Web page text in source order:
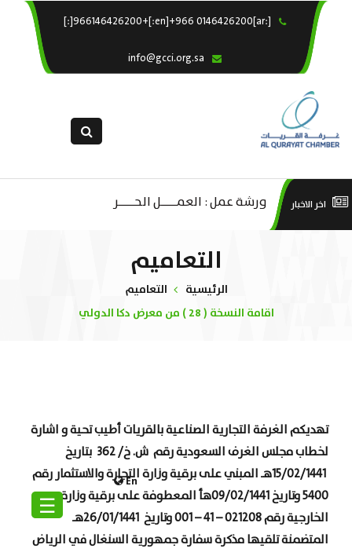
[:ar]966146426200+[:en]+966 0146426200[:]
En
☰
×
خدماتنا
التقديم الالكترونى
اخر الاخبار ورشة عمل : العمـــــل الحـــــر
التعاميم
الرئيسية
التعاميم
اقامة النسخة ( 28 ) من معرض دكا الدولي
تهديكم الغرفة التجارية الصناعية بالقريات أطيب تحية و اشارة
لخطاب مجلس الغرف السعودية
رقم ش. خ/ 362 بتاريخ
15/02/1441هـ المبني على برقية وزارة التجارة والاستثمار رقم
5400 وتاريخ 09/02/1441هأ المعطوفة على برقية وزارة
الخارجية رقم 021208 – 41 – 001 وتاريخ 26/01/1441هـ
المتضمنة تلقيها مذكرة سفارة جمهورية السنغال في الرياض